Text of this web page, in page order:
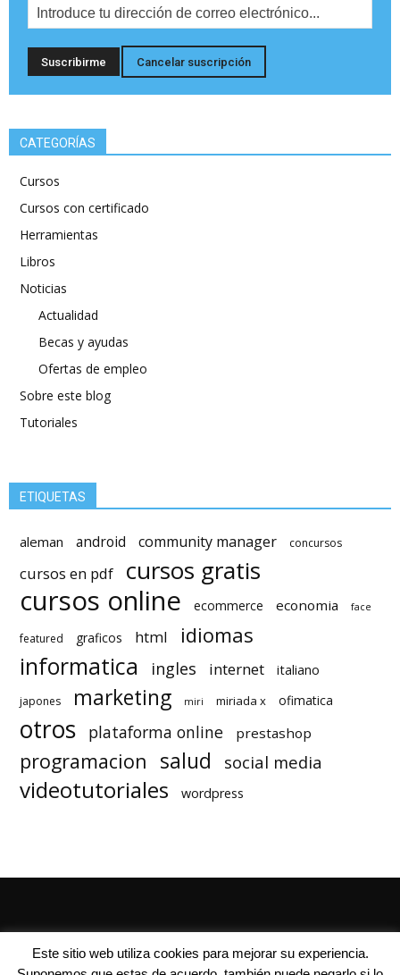
CATEGORÍAS
Cursos
Cursos con certificado
Herramientas
Libros
Noticias
Actualidad
Becas y ayudas
Ofertas de empleo
Sobre este blog
Tutoriales
ETIQUETAS
aleman android community manager concursos
cursos en pdf cursos gratis
cursos online ecommerce economia face
featured graficos html idiomas
informatica ingles internet italiano
japones marketing miri miriada x ofimatica
otros plataforma online prestashop
programacion salud social media
videotutoriales wordpress
Quienes Somos Autores
Politica de Privacidad
Este sitio web utiliza cookies para mejorar su experiencia.